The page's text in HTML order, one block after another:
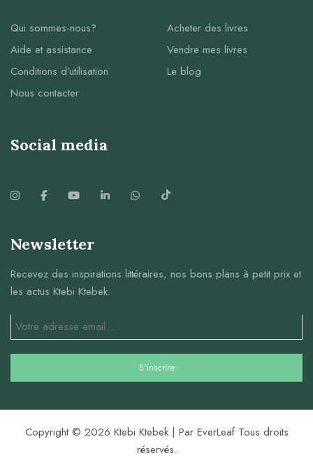
Qui sommes-nous?
Aide et assistance
Conditions d’utilisation
Nous contacter
Acheter des livres
Vendre mes livres
Le blog
Social media
Newsletter
Recevez des inspirations littéraires, nos bons plans à petit prix et
les actus Ktebi Ktebek.
Copyright © 2026 Ktebi Ktebek | Par EverLeaf Tous droits
réservés.